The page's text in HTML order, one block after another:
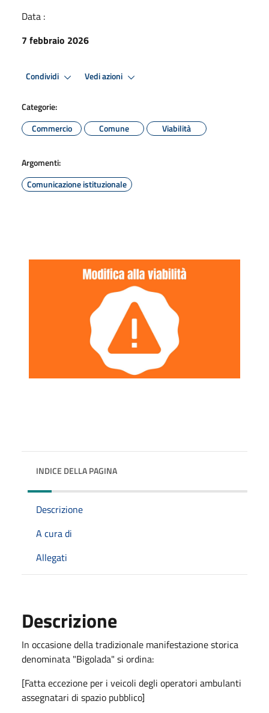
Data :
7 febbraio 2026
Condividi Vedi azioni
Categorie:
Commercio
Comune Viabilità
Argomenti:
Comunicazione istituzionale
INDICE DELLA PAGINA
Descrizione
A cura di
Allegati
Descrizione
In occasione della tradizionale manifestazione storica
denominata "Bigolada" si ordina:
[Fatta eccezione per i veicoli degli operatori ambulanti
assegnatari di spazio pubblico]